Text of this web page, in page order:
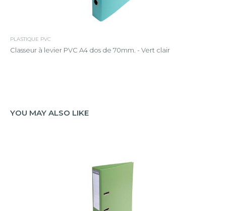
PLASTIQUE PVC
Classeur à levier PVC A4 dos de 70mm. - Vert clair
YOU MAY ALSO LIKE